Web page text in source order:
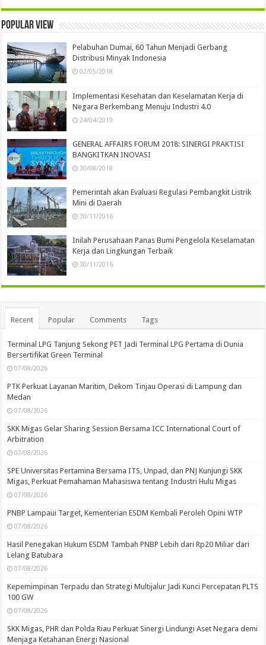
Popular view
Pelabuhan Dumai, 60 Tahun Menjadi Gerbang
Distribusi Minyak Indonesia
02/05/2018
Implementasi Kesehatan dan Keselamatan Kerja di
Negara Berkembang Menuju Industri 4.0
24/04/2019
GENERAL AFFAIRS FORUM 2018: SINERGI PRAKTISI
BANGKITKAN INOVASI
30/08/2018
Pemerintah akan Evaluasi Regulasi Pembangkit Listrik
Mini di Daerah
30/11/2016
Inilah Perusahaan Panas Bumi Pengelola Keselamatan
Kerja dan Lingkungan Terbaik
30/11/2016
Recent Popular Comments Tags
Terminal LPG Tanjung Sekong PET Jadi Terminal LPG Pertama di Dunia
Bersertifikat Green Terminal
07/08/2026
PTK Perkuat Layanan Maritim, Dekom Tinjau Operasi di Lampung dan
Medan
07/08/2026
SKK Migas Gelar Sharing Session Bersama ICC International Court of
Arbitration
07/08/2026
SPE Universitas Pertamina Bersama ITS, Unpad, dan PNJ Kunjungi SKK
Migas, Perkuat Pemahaman Mahasiswa tentang Industri Hulu Migas
07/08/2026
PNBP Lampaui Target, Kementerian ESDM Kembali Peroleh Opini WTP
07/08/2026
Hasil Penegakan Hukum ESDM Tambah PNBP Lebih dari Rp20 Miliar dari
Lelang Batubara
07/08/2026
Kepemimpinan Terpadu dan Strategi Multijalur Jadi Kunci Percepatan PLTS
100 GW
07/08/2026
SKK Migas, PHR dan Polda Riau Perkuat Sinergi Lindungi Aset Negara demi
Menjaga Ketahanan Energi Nasional